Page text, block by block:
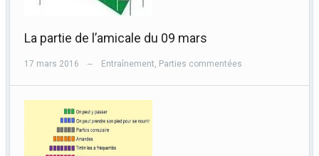
La partie de l’amicale du 09 mars
17 mars 2016 — Entraînement, Parties commentées